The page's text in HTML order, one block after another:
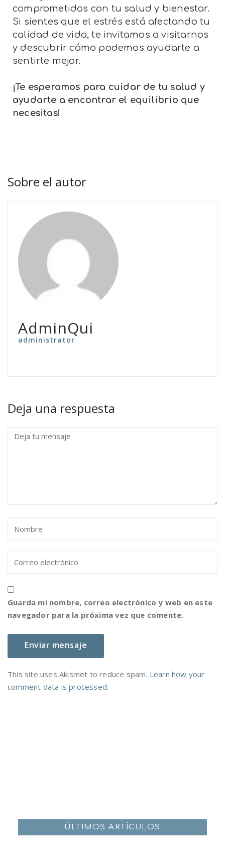
comprometidos con tu salud y bienestar.
Si sientes que el estrés está afectando tu
calidad de vida, te invitamos a visitarnos
y descubrir cómo podemos ayudarte a
sentirte mejor.
¡Te esperamos para cuidar de tu salud y
ayudarte a encontrar el equilibrio que
necesitas!
Sobre el autor
AdminQui
administrator
Deja una respuesta
Guarda mi nombre, correo electrónico y web en este
navegador para la próxima vez que comente.
This site uses Akismet to reduce spam. Learn how your
comment data is processed.
ÚLTIMOS ARTÍCULOS